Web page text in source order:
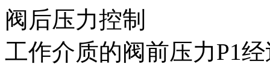
阀后压力控制
工作介质的阀前压力P1